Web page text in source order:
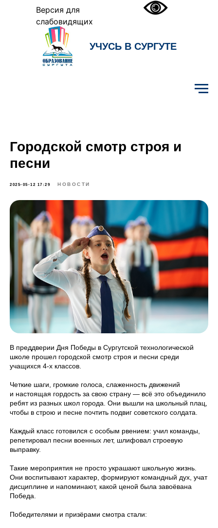
Версия для
слабовидящих
УЧУСЬ В СУРГУТЕ
Городской смотр строя и
песни
2025-05-12 17:29 НОВОСТИ
В преддверии Дня Победы в Сургутской технологической
школе прошел городской смотр строя и песни среди
учащихся 4-х классов.
Четкие шаги, громкие голоса, слаженность движений
и настоящая гордость за свою страну — всё это объединило
ребят из разных школ города. Они вышли на школьный плац,
чтобы в строю и песне почтить подвиг советского солдата.
Каждый класс готовился с особым рвением: учил команды,
репетировал песни военных лет, шлифовал строевую
выправку.
Такие мероприятия не просто украшают школьную жизнь.
Они воспитывают характер, формируют командный дух, учат
дисциплине и напоминают, какой ценой была завоёвана
Победа.
Победителями и призёрами смотра стали: